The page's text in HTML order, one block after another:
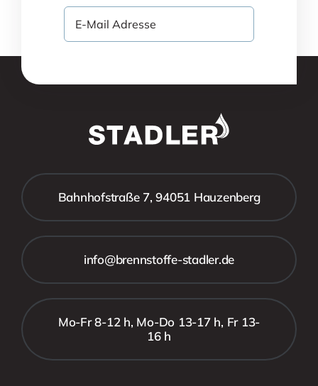
Bahnhofstraße 7, 94051 Hauzenberg
info@brennstoffe-stadler.de
Mo-Fr 8-12 h, Mo-Do 13-17 h, Fr 13-
16 h